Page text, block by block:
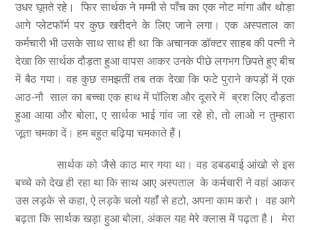
उधर घूमते रहे। फिर सार्थक ने मम्मी से पाँच का एक नोट मांगा और थोड़ा
आगे प्लेटफॉर्म पर कुछ खरीदने के लिए जाने लगा। एक अस्पताल का
कर्मचारी भी उसके साथ साथ ही था कि अचानक डॉक्टर साहब की पत्नी ने
देखा कि सार्थक दौड़ता हुआ वापस आकर उनके पीछे लगभग छिपते हुए बीच
में बैठ गया। वह कुछ समझतीं तब तक देखा कि फटे पुराने कपड़ों में एक
आठ-नौ साल का बच्चा एक हाथ में पॉलिश और दूसरे में ब्रश लिए दौड़ता
हुआ आया और बोला, ए सार्थक भाई गांव जा रहे हो, तो लाओ न तुम्हारा
जूता चमका दें। हम बहुत बढ़िया चमकाते हैं।
सार्थक को जैसे काठ मार गया था। वह डबडबाई आंखो से इस
बच्चे को देख ही रहा था कि साथ आए अस्पताल के कर्मचारी ने वहां आकर
उस लड़के से कहा, ऐ लड़के चलो यहाँ से हटो, अपना काम करो। वह आगे
बढ़ता कि सार्थक खड़ा हुआ बोला, अंकल यह मेरे क्लास में पढ़ता है। मेरा